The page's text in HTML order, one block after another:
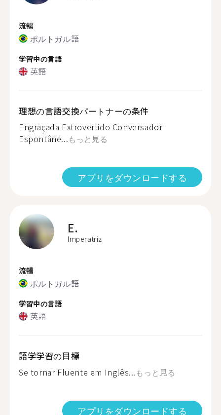
流暢
ポルトガル語
学習中の言語
英語
理想の言語交換パートナーの条件
Engraçada Extrovertido Conversador
Espontâne...もっと見る
アプリをダウンロードする
E.
Imperatriz
流暢
ポルトガル語
学習中の言語
英語
語学学習の目標
Se tornar Fluente em Inglês... もっと見る
アプリをダウンロードする